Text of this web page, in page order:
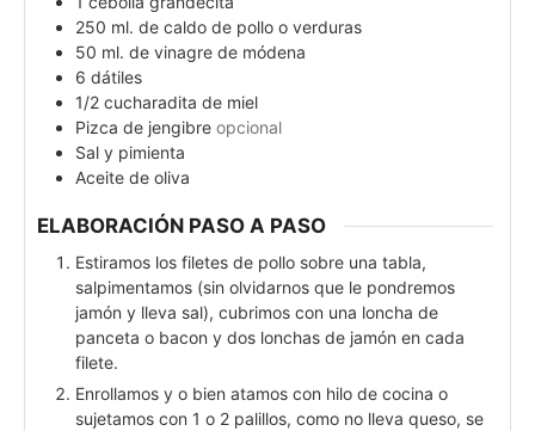
250 ml. de caldo de pollo o verduras
50 ml. de vinagre de módena
6 dátiles
1/2 cucharadita de miel
Pizca de jengibre opcional
Sal y pimienta
Aceite de oliva
ELABORACIÓN PASO A PASO
Estiramos los filetes de pollo sobre una tabla,
salpimentamos (sin olvidarnos que le pondremos
jamón y lleva sal), cubrimos con una loncha de
panceta o bacon y dos lonchas de jamón en cada
filete.
Enrollamos y o bien atamos con hilo de cocina o
sujetamos con 1 o 2 palillos, como no lleva queso, se